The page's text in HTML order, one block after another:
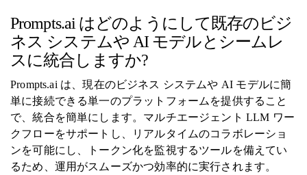
Prompts.ai はどのようにして既存のビジ
ネス システムや AI モデルとシームレ
スに統合しますか?
Prompts.ai は、現在のビジネス システムや AI モデルに簡
単に接続できる単一のプラットフォームを提供すること
で、統合を簡単にします。マルチエージェント LLM ワー
クフローをサポートし、リアルタイムのコラボレーショ
ンを可能にし、トークン化を監視するツールを備えてい
るため、運用がスムーズかつ効率的に実行されます。